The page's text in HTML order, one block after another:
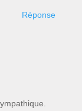
Réponse